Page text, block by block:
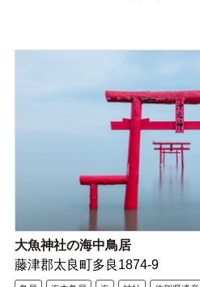
大魚神社の海中鳥居
藤津郡太良町多良1874-9